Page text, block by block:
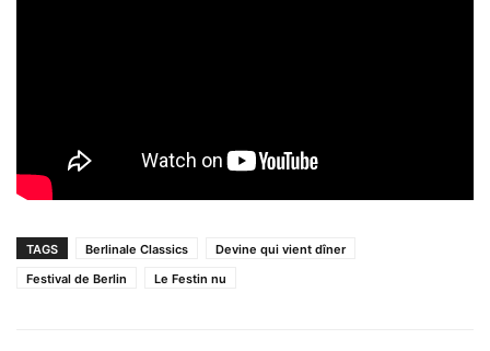
TAGS Berlinale Classics
Devine qui vient dîner
Festival de Berlin
Le Festin nu